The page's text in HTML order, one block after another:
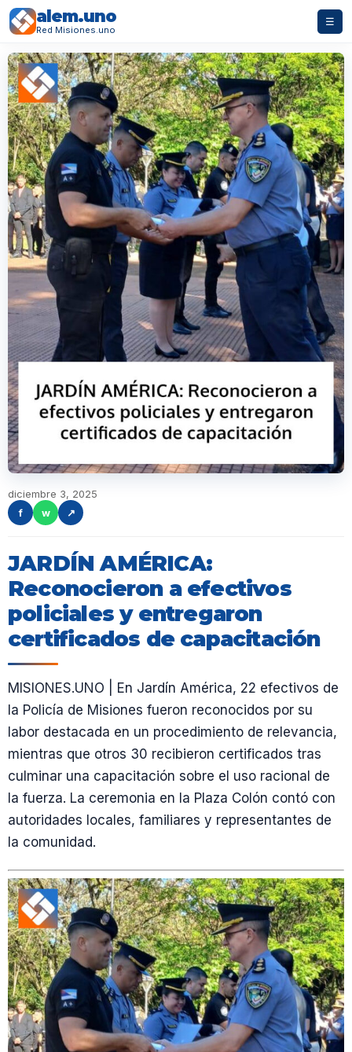
alem.uno
Red Misiones.uno
☰
diciembre 3, 2025
f
w ↗
JARDÍN AMÉRICA:
Reconocieron a efectivos
policiales y entregaron
certificados de capacitación
MISIONES.UNO | En Jardín América, 22 efectivos de
la Policía de Misiones fueron reconocidos por su
labor destacada en un procedimiento de relevancia,
mientras que otros 30 recibieron certificados tras
culminar una capacitación sobre el uso racional de
la fuerza. La ceremonia en la Plaza Colón contó con
autoridades locales, familiares y representantes de
la comunidad.